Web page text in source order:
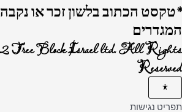
*טקסט הכתוב בלשון זכר או
המגדרים
Tree Block Israel ltd. All Rights
Reserved
תפריט נגישות